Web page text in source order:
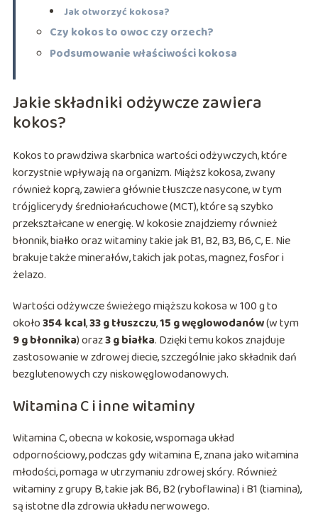
Jak otworzyć kokosa?
Czy kokos to owoc czy orzech?
Podsumowanie właściwości kokosa
Jakie składniki odżywcze zawiera
kokos?
Kokos to prawdziwa skarbnica wartości odżywczych, które
korzystnie wpływają na organizm. Miąższ kokosa, zwany
również koprą, zawiera głównie tłuszcze nasycone, w tym
trójglicerydy średniołańcuchowe (MCT), które są szybko
przekształcane w energię. W kokosie znajdziemy również
błonnik, białko oraz witaminy takie jak B1, B2, B3, B6, C, E. Nie
brakuje także minerałów, takich jak potas, magnez, fosfor i
żelazo.
Wartości odżywcze świeżego miąższu kokosa w 100 g to
około354 kcal,33 g tłuszczu,15 g węglowodanów(w tym
9 g błonnika) oraz3 g białka. Dzięki temu kokos znajduje
zastosowanie w zdrowej diecie, szczególnie jako składnik dań
bezglutenowych czy niskowęglowodanowych.
Witamina C i inne witaminy
Witamina C, obecna w kokosie, wspomaga układ
odpornościowy, podczas gdy witamina E, znana jako witamina
młodości, pomaga w utrzymaniu zdrowej skóry. Również
witaminy z grupy B, takie jak B6, B2 (ryboflawina) i B1 (tiamina),
są istotne dla zdrowia układu nerwowego.